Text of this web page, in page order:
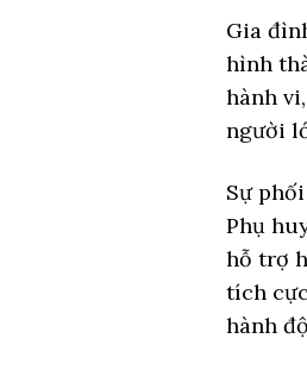
Gia
hình
hành
người
Sự
Phụ
hỗ trợ
tích
hành